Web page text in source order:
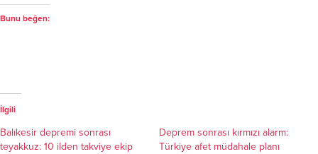
Bunu beğen:
İlgili
Balıkesir depremi sonrası
teyakkuz: 10 ilden takviye ekip
Deprem sonrası kırmızı alarm:
Türkiye afet müdahale planı